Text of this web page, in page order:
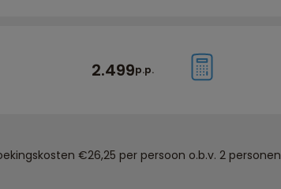
2.499p.p.
€26,25 per persoon o.b.v. 2 personen